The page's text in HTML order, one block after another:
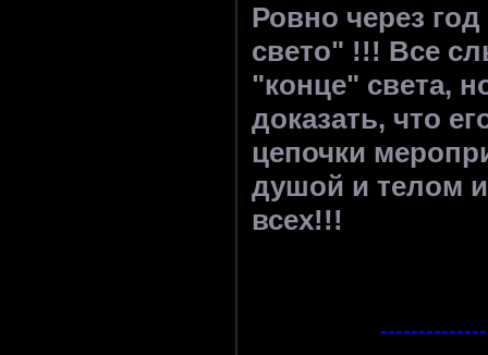
Ровно через
свето" !!! Все
"конце" света,
доказать, что
цепочки
душой и телом
всех!!!